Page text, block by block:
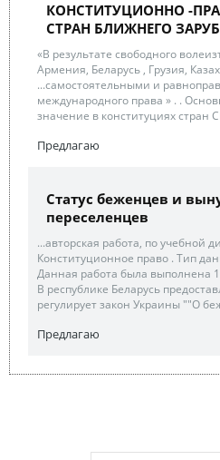
КОНСТИТУЦИОННО -
СТРАН БЛИЖНЕГО
«В результате свободного
Армения, Беларусь , Грузия,
...самостоятельными и
международного права » . .
значение в конституциях стран
Предлагаю
Статус беженцев и
переселенцев
...авторская работа, по учебной
Конституционное право . Тип
Данная работа была выполнена
В республике Беларусь
регулирует закон Украины ""О
Предлагаю